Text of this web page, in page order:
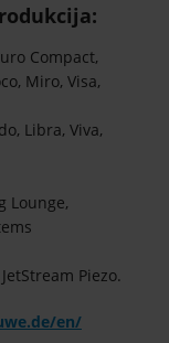
Compact,
Miro, Visa,
Libra, Viva,
Lounge,
Piezo.
en/